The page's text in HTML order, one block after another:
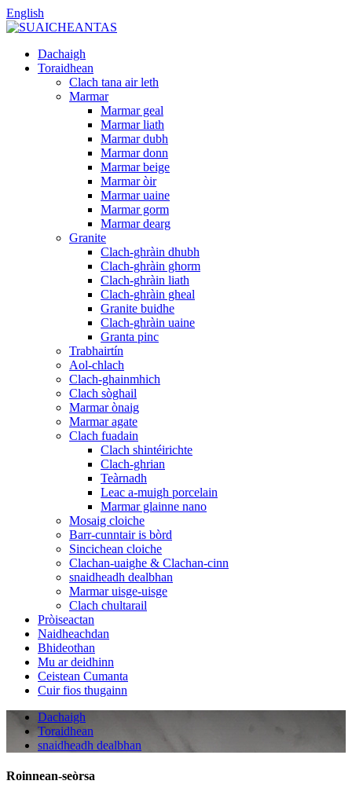
English
Dachaigh
Toraidhean
Clach tana air leth
Marmar
Marmar geal
Marmar liath
Marmar dubh
Marmar donn
Marmar beige
Marmar òir
Marmar uaine
Marmar gorm
Marmar dearg
Granite
Clach-ghràin dhubh
Clach-ghràin ghorm
Clach-ghràin liath
Clach-ghràin gheal
Granite buidhe
Clach-ghràin uaine
Granta pinc
Trabhairtín
Aol-chlach
Clach-ghainmhich
Clach sòghail
Marmar ònaig
Marmar agate
Clach fuadain
Clach shintéirichte
Clach-ghrian
Teàrnadh
Leac a-muigh porcelain
Marmar glainne nano
Mosaig cloiche
Barr-cunntair is bòrd
Sincichean cloiche
Clachan-uaighe & Clachan-cinn
snaidheadh ​​​​​​dealbhan
Marmar uisge-uisge
Clach chultarail
Pròiseactan
Naidheachdan
Bhideothan
Mu ar deidhinn
Ceistean Cumanta
Cuir fios thugainn
Dachaigh
Toraidhean
snaidheadh ​​​​​​dealbhan
Roinnean-seòrsa